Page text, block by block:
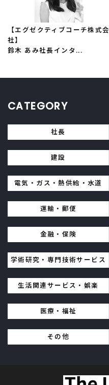
【エグゼクティブコーチ株式会
社】
鈴木 あみ社長インタ...
CATEGORY
社長
建設
電気・ガス・熱供給・水道
運輸・郵便
金融・保険
学術研究・専門技術サービス
生活関連サービス・娯楽
医療・福祉
その他